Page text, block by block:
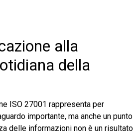
alla
della
ISO 27001 rappresenta per
importante, ma anche un punto
delle informazioni non è un risultato